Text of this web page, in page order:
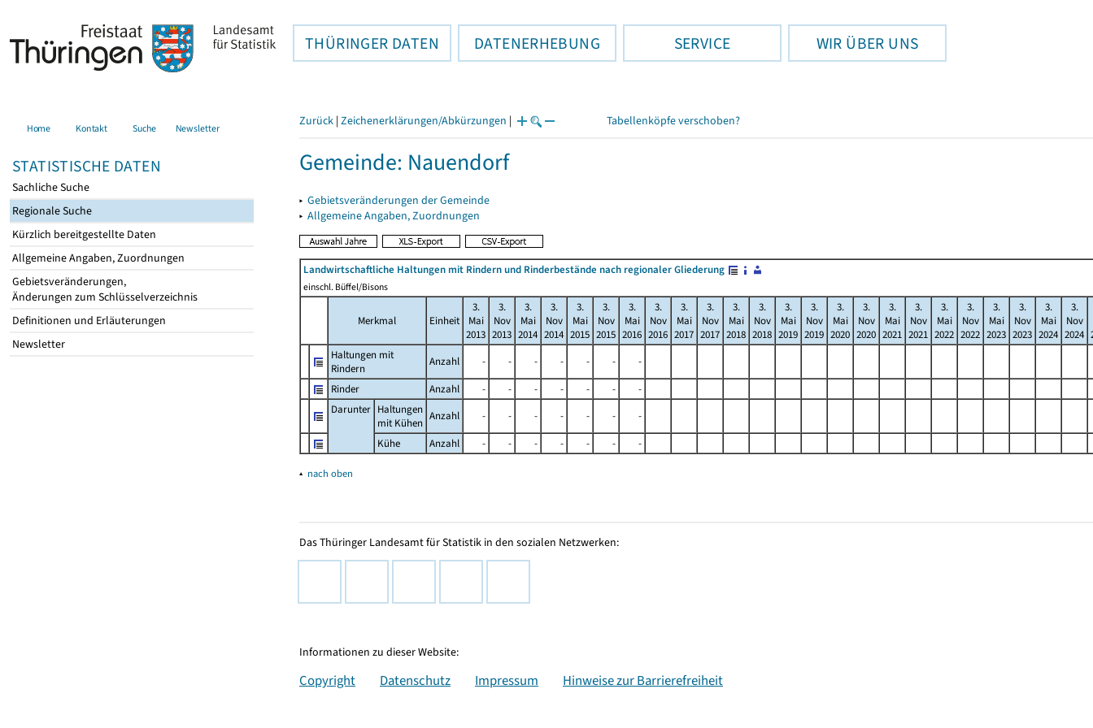
THÜRINGER DATEN DATENERHEBUNG SERVICE WIR ÜBER UNS
Home Kontakt Suche Newsletter
STATISTISCHE DATEN
Sachliche Suche
Regionale Suche
Kürzlich bereitgestellte Daten
Allgemeine Angaben, Zuordnungen
Gebietsveränderungen,
Änderungen zum Schlüsselverzeichnis
Definitionen und Erläuterungen
Newsletter
Zurück | Zeichenerklärungen/Abkürzungen | Tabellenköpfe verschoben?
Gemeinde: Nauendorf
▸ Gebietsveränderungen der Gemeinde
▸ Allgemeine Angaben, Zuordnungen
Landwirtschaftliche Haltungen mit Rindern und Rinderbestände nach regionaler Gliederung
einschl. Büffel/Bisons
Merkmal Einheit
3.
Mai
2013
3.
Nov
2013
3.
Mai
2014
3.
Nov
2014
3.
Mai
2015
3.
Nov
2015
3.
Mai
2016
3.
Nov
2016
3.
Mai
2017
3.
Nov
2017
3.
Mai
2018
3.
Nov
2018
3.
Mai
2019
3.
Nov
2019
3.
Mai
2020
3.
Nov
2020
3.
Mai
2021
3.
Nov
2021
3.
Mai
2022
3.
Nov
2022
3.
Mai
2023
3.
Nov
2023
3.
Mai
2024
3.
Nov
2024
Haltungen mit
Rindern
Anzahl - - - - - -
-
Rinder
Anzahl - - - - - -
-
Darunter Haltungen
mit Kühen
Anzahl - - - - - -
-
Kühe
Anzahl - - - - - - -
▴ nach oben
Das Thüringer Landesamt für Statistik in den sozialen Netzwerken:
Informationen zu dieser Website:
Copyright Datenschutz Impressum Hinweise zur Barrierefreiheit